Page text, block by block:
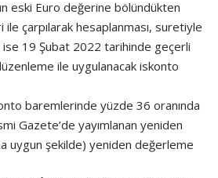
eski Euro değerine bölündükten
çarpılarak hesaplanması, suretiyle
19 Şubat 2022 tarihinde geçerli
ile uygulanacak iskonto
baremlerinde yüzde 36 oranında
Gazete’de yayımlanan yeniden
uygun şekilde) yeniden değerleme